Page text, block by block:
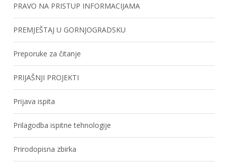
PRAVO NA PRISTUP INFORMACIJAMA
PREMJEŠTAJ U GORNJOGRADSKU
Preporuke za čitanje
PRIJAŠNJI PROJEKTI
Prijava ispita
Prilagodba ispitne tehnologije
Prirodopisna zbirka